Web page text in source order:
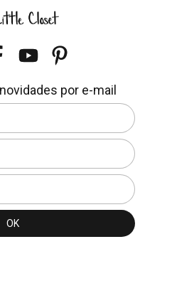
por e-mail